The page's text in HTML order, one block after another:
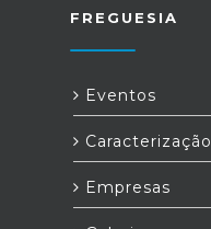
FREGUESIA
Eventos
Caracterização
Empresas